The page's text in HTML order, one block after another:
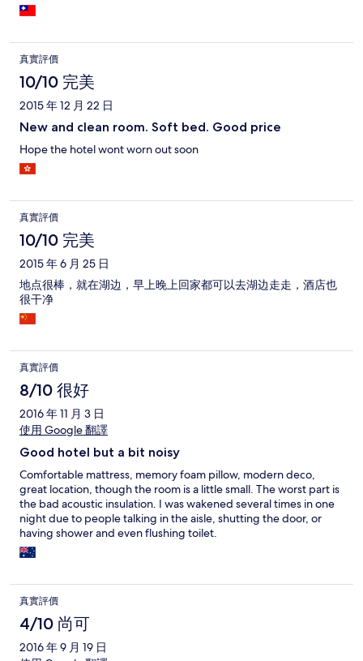
真實評價
10/10 完美
2015 年 12 月 22 日
New and clean room. Soft bed. Good price
Hope the hotel wont worn out soon
真實評價
10/10 完美
2015 年 6 月 25 日
地点很棒，就在湖边，早上晚上回家都可以去湖边走走，酒店也
很干净
真實評價
8/10 很好
2016 年 11 月 3 日
使用 Google 翻譯
Good hotel but a bit noisy
Comfortable mattress, memory foam pillow, modern deco,
great location, though the room is a little small. The worst part is
the bad acoustic insulation. I was wakened several times in one
night due to people talking in the aisle, shutting the door, or
having shower and even flushing toilet.
真實評價
4/10 尚可
2016 年 9 月 19 日